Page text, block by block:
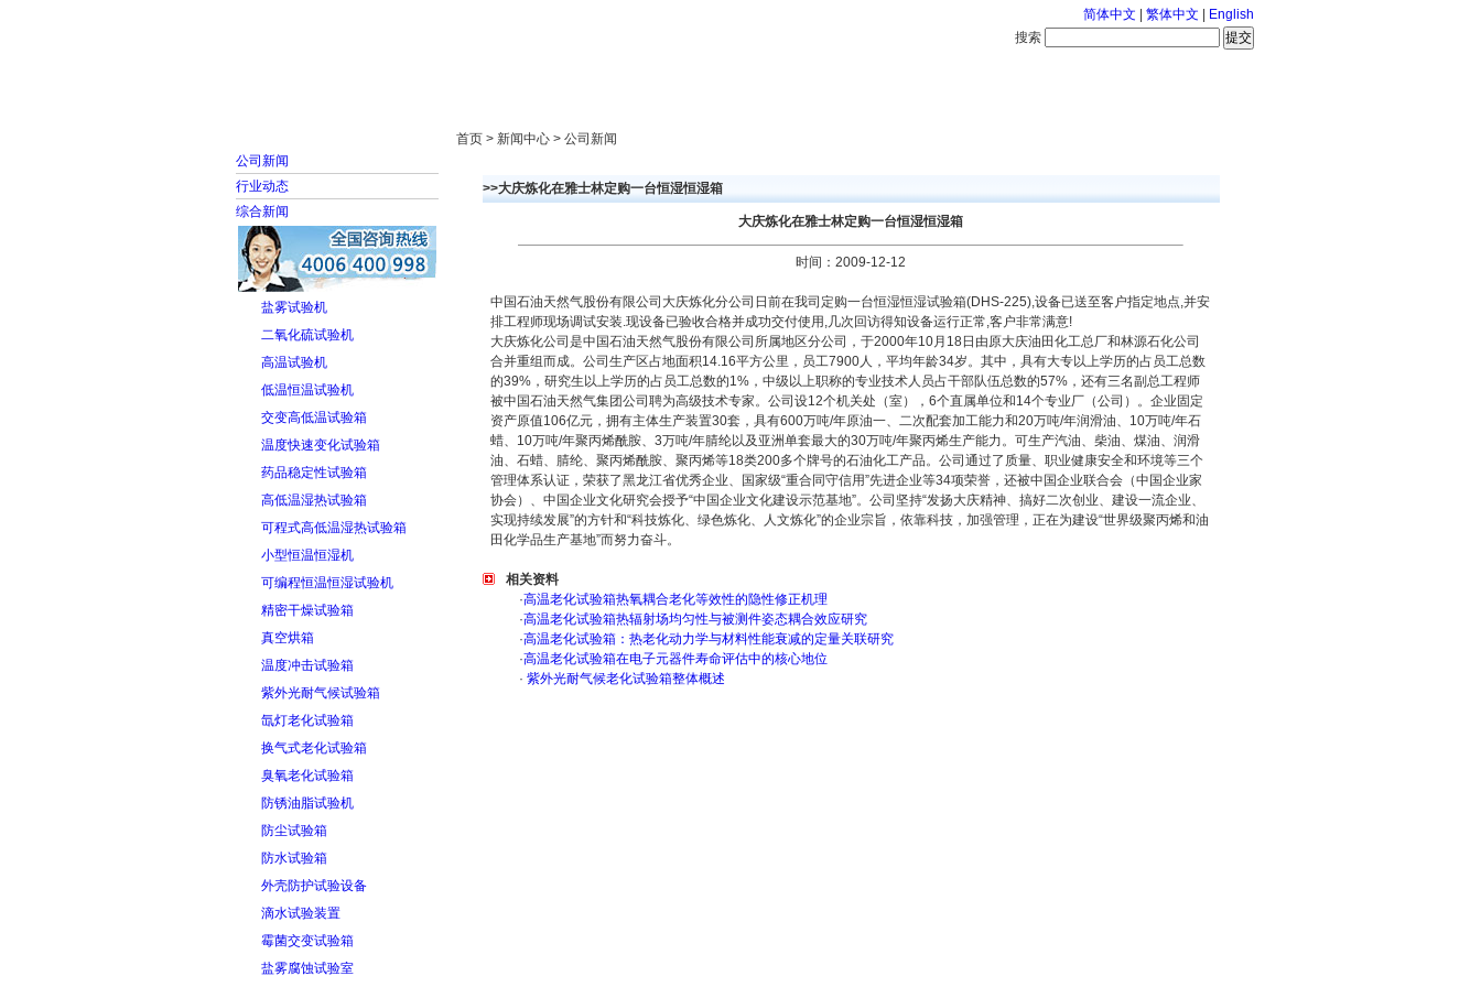
简体中文 繁体中文
English
搜索
公司新闻
行业动态
综合新闻
盐雾试验机
二氧化硫试验机
高温试验机
低温恒温试验机
交变高低温试验箱
温度快速变化试验箱
药品稳定性试验箱
高低温湿热试验箱
可程式高低温湿热试验箱
小型恒温恒湿机
可编程恒温恒湿试验机
精密干燥试验箱
真空烘箱
温度冲击试验箱
紫外光耐气候试验箱
氙灯老化试验箱
换气式老化试验箱
臭氧老化试验箱
防锈油脂试验机
防尘试验箱
防水试验箱
外壳防护试验设备
滴水试验装置
霉菌交变试验箱
盐雾腐蚀试验室
首页 > 新闻中心 > 公司新闻
>>大庆炼化在雅士林定购一台恒湿恒湿箱
大庆炼化在雅士林定购一台恒湿恒湿箱
时间：2009-12-12
中国石油天然气股份有限公司大庆炼化分公司日前在我司定购一台恒湿恒湿试验箱(DHS-225),设备已送至客户指定地点,并安
排工程师现场调试安装.现设备已验收合格并成功交付使用,几次回访得知设备运行正常,客户非常满意!
大庆炼化公司是中国石油天然气股份有限公司所属地区分公司，于2000年10月18日由原大庆油田化工总厂和林源石化公司
合并重组而成。公司生产区占地面积14.16平方公里，员工7900人，平均年龄34岁。其中，具有大专以上学历的占员工总数
的39%，研究生以上学历的占员工总数的1%，中级以上职称的专业技术人员占干部队伍总数的57%，还有三名副总工程师
被中国石油天然气集团公司聘为高级技术专家。公司设12个机关处（室），6个直属单位和14个专业厂（公司）。企业固定
资产原值106亿元，拥有主体生产装置30套，具有600万吨/年原油一、二次配套加工能力和20万吨/年润滑油、10万吨/年石
蜡、10万吨/年聚丙烯酰胺、3万吨/年腈纶以及亚洲单套最大的30万吨/年聚丙烯生产能力。可生产汽油、柴油、煤油、润滑
油、石蜡、腈纶、聚丙烯酰胺、聚丙烯等18类200多个牌号的石油化工产品。公司通过了质量、职业健康安全和环境等三个
管理体系认证，荣获了黑龙江省优秀企业、国家级“重合同守信用”先进企业等34项荣誉，还被中国企业联合会（中国企业家
协会）、中国企业文化研究会授予“中国企业文化建设示范基地”。公司坚持“发扬大庆精神、搞好二次创业、建设一流企业、
实现持续发展”的方针和“科技炼化、绿色炼化、人文炼化”的企业宗旨，依靠科技，加强管理，正在为建设“世界级聚丙烯和油
田化学品生产基地”而努力奋斗。
相关资料
·高温老化试验箱热氧耦合老化等效性的隐性修正机理
·高温老化试验箱热辐射场均匀性与被测件姿态耦合效应研究
·高温老化试验箱：热老化动力学与材料性能衰减的定量关联研究
·高温老化试验箱在电子元器件寿命评估中的核心地位
· 紫外光耐气候老化试验箱整体概述